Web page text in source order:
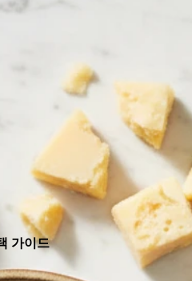
가이드